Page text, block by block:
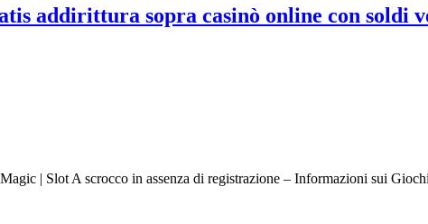
addirittura sopra casinò online con soldi
| Slot A scrocco in assenza di registrazione – Informazioni sui